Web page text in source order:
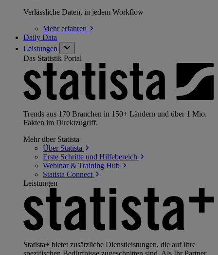
Verlässliche Daten, in jedem Workflow
Mehrerfahren
Daily Data
Leistungen
Das Statistik Portal
Trends aus 170 Branchen in 150+ Ländern und über 1 Mio.
Fakten im Direktzugriff.
Mehr über Statista
Über Statista
Erste Schritte und Hilfebereich
Webinar & Training Hub
Statista Connect
Leistungen
Statista+ bietet zusätzliche Dienstleistungen, die auf Ihre
spezifischen Bedürfnisse zugeschnitten sind. Als Ihr Partner